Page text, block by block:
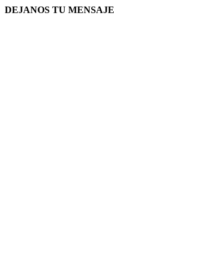
DEJANOS TU MENSAJE